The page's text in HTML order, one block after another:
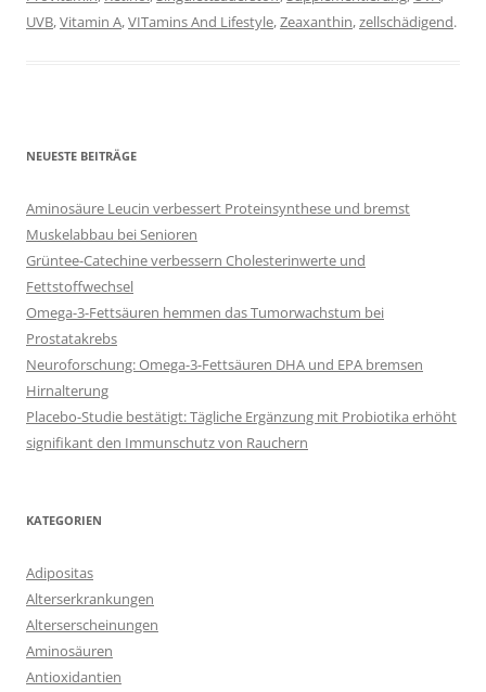
UVB,Vitamin A,VITamins And Lifestyle,Zeaxanthin,zellschädigend.
NEUESTE BEITRÄGE
Aminosäure Leucin verbessert Proteinsynthese und bremst
Muskelabbau bei Senioren
Grüntee-Catechine verbessern Cholesterinwerte und
Fettstoffwechsel
Omega-3-Fettsäuren hemmen das Tumorwachstum bei
Prostatakrebs
Neuroforschung: Omega-3-Fettsäuren DHA und EPA bremsen
Hirnalterung
Placebo-Studie bestätigt: Tägliche Ergänzung mit Probiotika erhöht
signifikant den Immunschutz von Rauchern
KATEGORIEN
Adipositas
Alterserkrankungen
Alterserscheinungen
Aminosäuren
Antioxidantien